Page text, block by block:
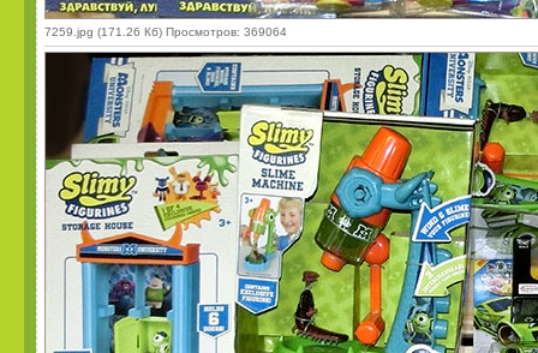
7259.jpg (171.26 Кб) Просмотров: 369064